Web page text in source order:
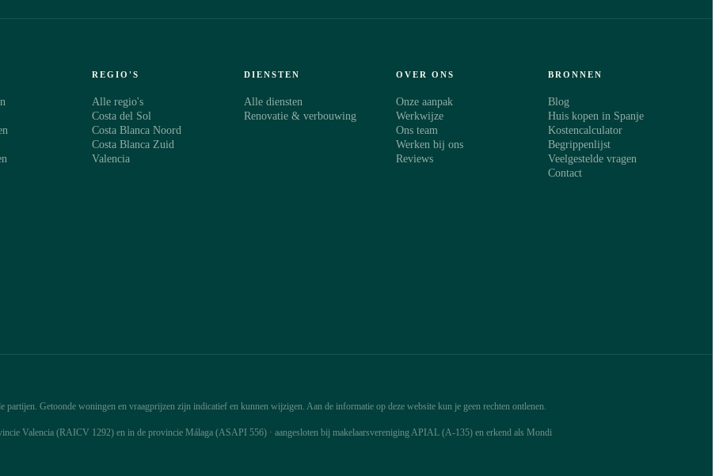
REGIO'S
Alle regio's
Costa del Sol
Costa Blanca Noord
Costa Blanca Zuid
Valencia
DIENSTEN
Alle diensten
Renovatie & verbouwing
OVER ONS
Onze aanpak
Werkwijze
Ons team
Werken bij ons
Reviews
BRONNEN
Blog
Huis kopen in Spanje
Kostencalculator
Begrippenlijst
Veelgestelde vragen
Contact
partijen. Getoonde woningen en vraagprijzen zijn indicatief en kunnen wijzigen. Aan de informatie op deze website kun je geen rechten ontlenen.
Valencia (RAICV 1292) en in de provincie Málaga (ASAPI 556) · aangesloten bij makelaarsvereniging APIAL (A-135) en erkend als Mondi